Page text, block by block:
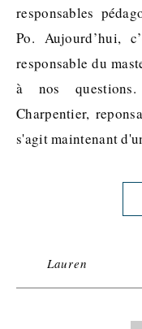
responsables
Po. Aujourd’hui,
responsable du
à nos
Charpentier,
s'agit maintenant
Lauren